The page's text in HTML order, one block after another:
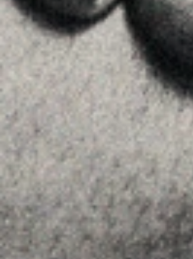
La Firma
Equipo
Asesoramiento
Insights
Contactar
SÍGUENOS
Linkedin
Instagram
Youtube